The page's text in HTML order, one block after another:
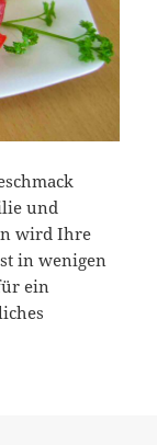
und
wird Ihre
in wenigen
ein
der